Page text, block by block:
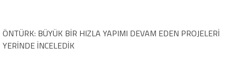
ÖNTÜRK: BÜYÜK BİR HIZLA YAPIMI DEVAM EDEN PROJELERİ
YERİNDE İNCELEDİK